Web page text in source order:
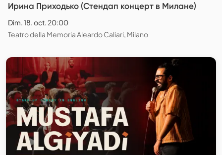
Ирина Приходько (Стендап концерт в Милане)
Dim. 18. oct. 20:00
Teatro della Memoria Aleardo Caliari, Milano